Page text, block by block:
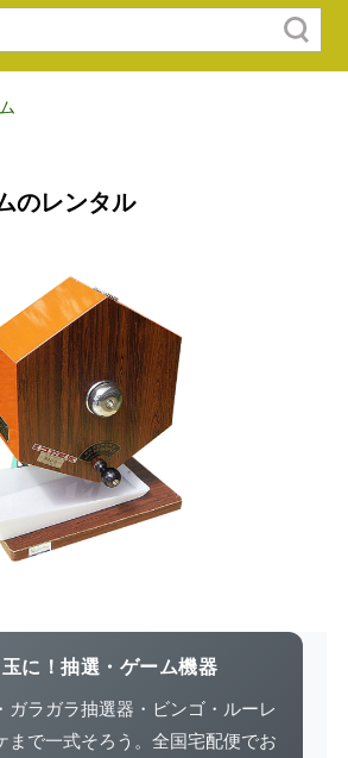
のレンタル
に！抽選・ゲーム機器
ガラガラ抽選器・ビンゴ・ルーレ
まで一式そろう。全国宅配便でお